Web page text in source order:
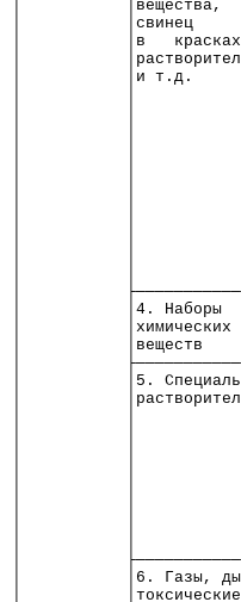
│
│           │свинец
│           │в
│
│           │и т.д.
│           │
│           │              │
│           │              │
│           │              │
│           │              │
│           │              │
│           │              │
│           │              │
│           │              │
│           │              │
│           │
│
│           │4. Наборы
│           │химических
│
│
│           │5.
│
│           │
│           │              │
│           │              │
│           │
│           │
│           │
│           │              │
│           │
│
│           │6. Газы,
│